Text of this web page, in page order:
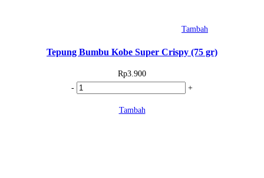
Tambah
Tepung Bumbu Kobe Super Crispy (75 gr)
Rp3.900
- Kuantitas
+
Tambah